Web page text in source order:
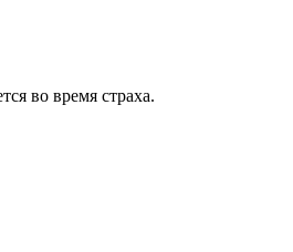
во время страха.